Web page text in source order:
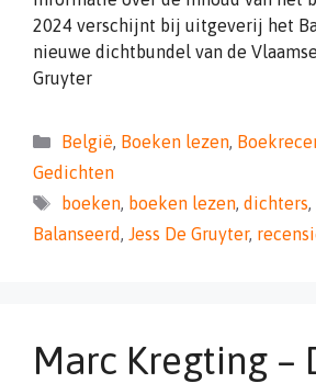
2024 verschijnt bij uitgeverij het
nieuwe dichtbundel van de
Gruyter
Categorieën
België, Boeken lezen,
Gedichten
Tags
boeken, boeken lezen, dichters,
Balanseerd, Jess De Gruyter,
Marc Kregting –